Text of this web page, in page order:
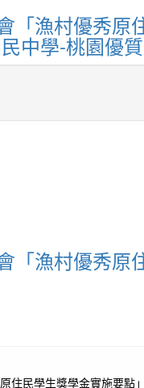
「漁村優秀原
中學-桃園優
「漁村優秀原
住民學生獎學金實施要